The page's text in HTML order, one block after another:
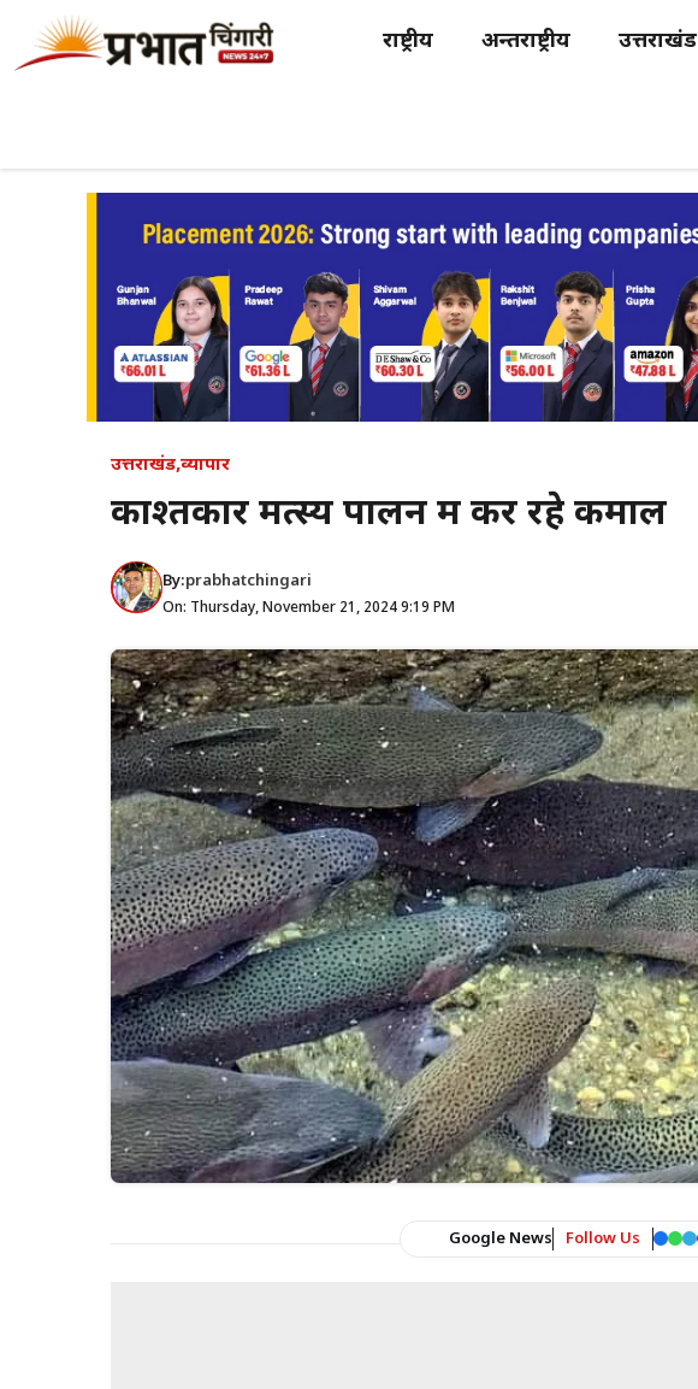
राष्ट्रीय अन्तर्राष्ट्रीय उत्तराखंड
उत्तराखंड,व्यापार
काश्तकार मत्स्य पालन में कर रहे कमाल
By:prabhatchingari
On: Thursday, November 21, 2024 9:19 PM
Google News Follow Us